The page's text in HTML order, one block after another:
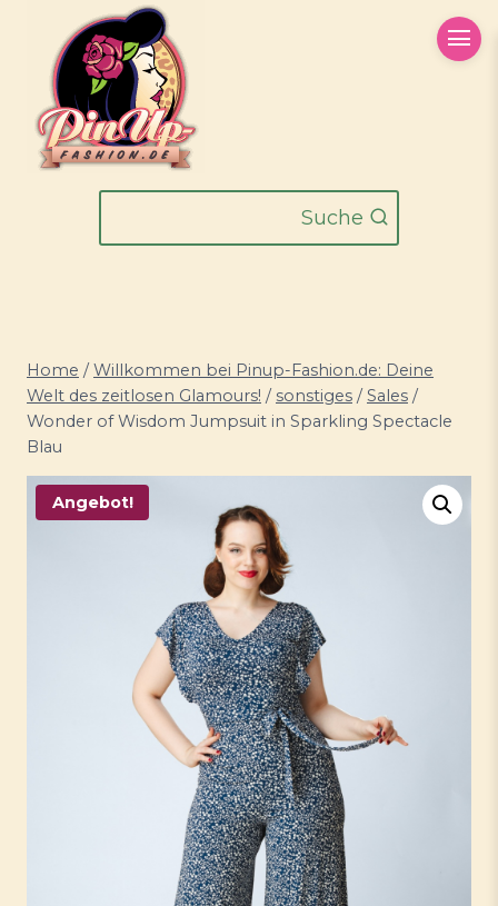
springen
Suche
Home / Willkommen bei Pinup-Fashion.de: Deine
Welt des zeitlosen Glamours! / sonstiges / Sales /
Wonder of Wisdom Jumpsuit in Sparkling Spectacle
Blau
Angebot!